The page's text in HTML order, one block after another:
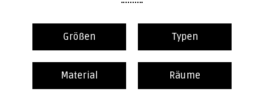
Größen Typen
Material Räume